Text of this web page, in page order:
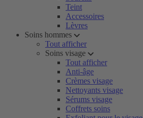
Teint
Accessoires
Lèvres
Soins hommes
Tout afficher
Soins visage
Tout afficher
Anti-âge
Crèmes visage
Nettoyants visage
Sérums visage
Coffrets soins